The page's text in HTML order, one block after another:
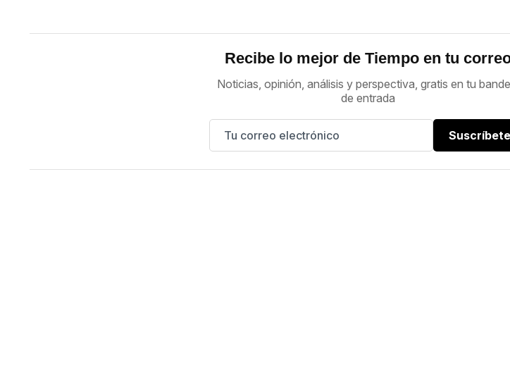
Recibe lo mejor de Tiempo en tu
Noticias, opinión, análisis y perspectiva, gratis en tu
de entrada
Suscríbete